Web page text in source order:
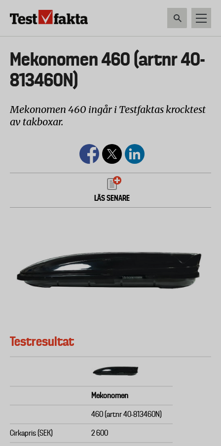
Huvudmeny
ny
VERKTYG &
Mekonomen 460 (artnr 40-
813460N)
Mekonomen 460 ingår i Testfaktas krocktest
av takboxar.
LÄS SENARE
Testresultat
Mekonomen
460 (artnr 40-813460N)
Cirkapris (SEK) 2 600